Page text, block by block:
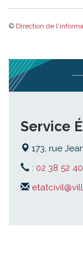
© Direction de
Service
173, rue
: 02 38 52